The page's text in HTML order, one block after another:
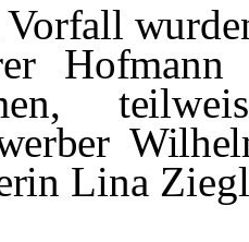
Vorfall
Lina